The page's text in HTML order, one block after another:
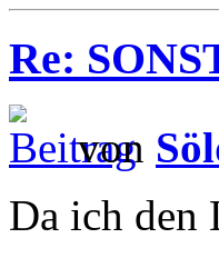
Re:
von
Da ich den